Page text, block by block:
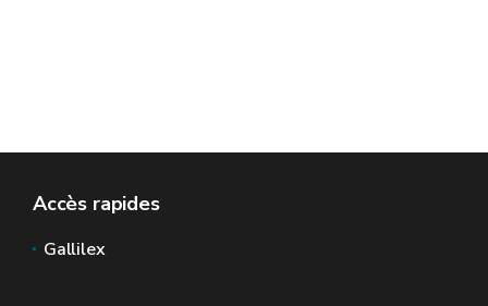
Accès rapides
Gallilex